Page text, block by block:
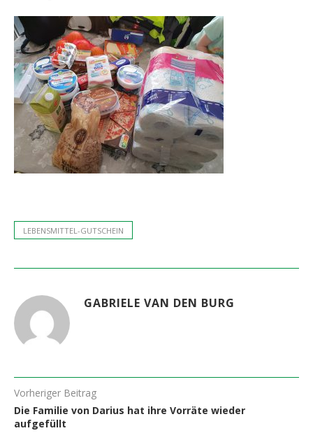
LEBENSMITTEL-GUTSCHEIN
GABRIELE VAN DEN BURG
Vorheriger Beitrag
Die Familie von Darius hat ihre Vorräte wieder
aufgefüllt